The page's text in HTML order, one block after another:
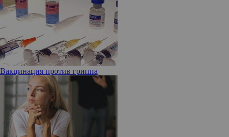
Вакцинация против гриппа